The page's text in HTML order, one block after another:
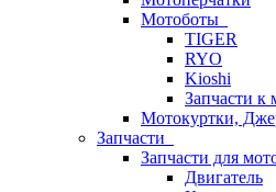
Мотоботы
TIGER
RYO
Kioshi
Запчасти к
Мотокуртки,
Запчасти
Запчасти для
Двигатель